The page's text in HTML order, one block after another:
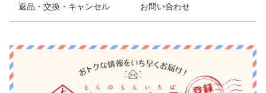
返品・交換・キャンセル
お問い合わせ